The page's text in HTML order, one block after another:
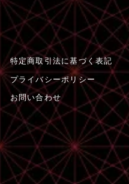
特定商取引法に基づく表記
プライバシーポリシー
お問い合わせ